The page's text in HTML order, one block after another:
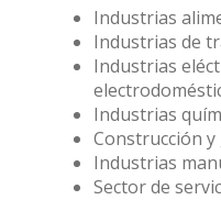
Industrias
Industrias de
Industrias
Industrias
Construcción
Industrias
Sector de